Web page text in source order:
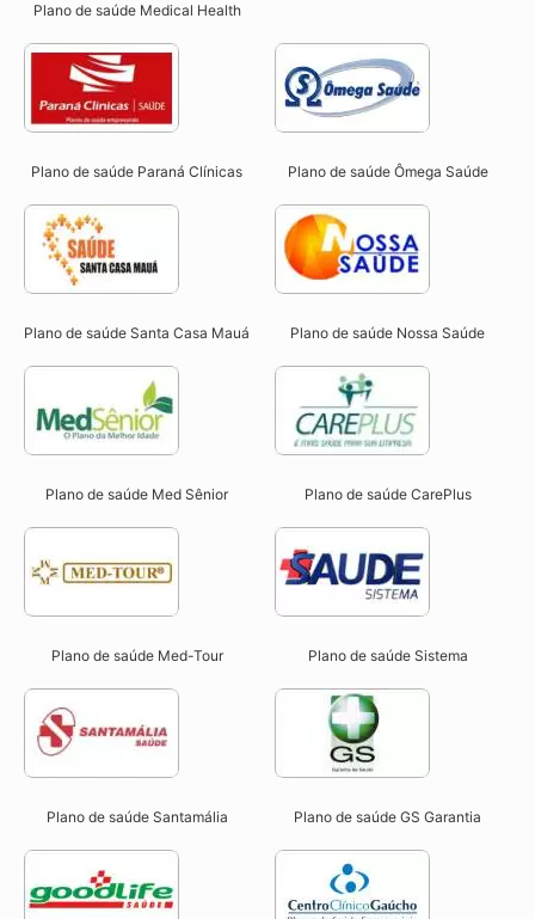
Plano de saúde Medical Health
Plano de saúde Paraná Clínicas Plano de saúde Ômega Saúde
Plano de saúde Santa Casa Mauá Plano de saúde Nossa Saúde
Plano de saúde Med Sênior Plano de saúde CarePlus
Plano de saúde Med-Tour Plano de saúde Sistema
Plano de saúde Santamália Plano de saúde GS Garantia